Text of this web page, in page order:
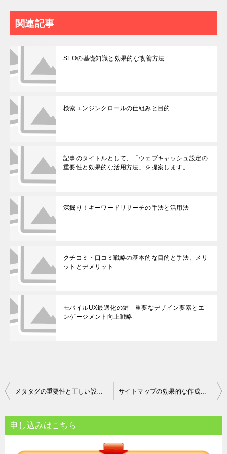
関連記事
SEOの基礎知識と効果的な改善方法
検索エンジンクロールの仕組みと目的
記事のタイトルとして、「ウェブキャッシュ設定の
重要性と効果的な活用方法」を提案します。
深掘り！キーワードリサーチの手法と活用法
クチコミ・口コミ戦略の基本的な目的と手法、メリ
ットとデメリット
モバイルUX最適化の鍵 重要なデザイン要素とエ
ンゲージメント向上戦略
投
ナ
メタタグの重要性と正しい設定方法 サイトマップの効果的な作成方法とは？
申し込みはこちら